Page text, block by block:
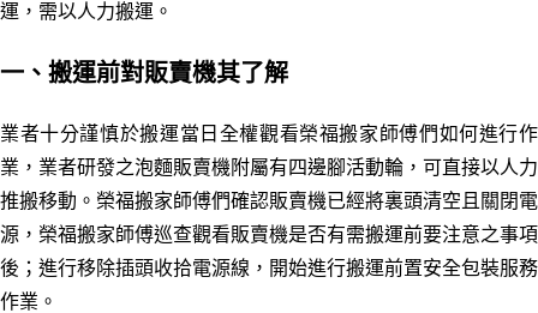
運，需以人力搬運。
一 、搬運前對販賣機其了解
業者十分謹慎於搬運當日全權觀看榮福搬家師傅們如何進行作
業，業者研發之泡麵販賣機附屬有四邊腳活動輪，可直接以人力
推搬移動。榮福搬家師傅們確認販賣機已經將裏頭清空且關閉電
源，榮福搬家師傅巡查觀看販賣機是否有需搬運前要注意之事項
後；進行移除插頭收拾電源線，開始進行搬運前置安全包裝服務
作業。